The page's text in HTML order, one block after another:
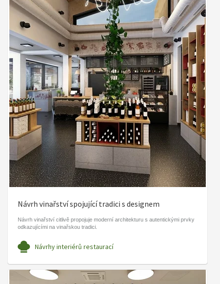
Návrh vinařství spojující tradici s designem
Návrh vinařství citlivě propojuje moderní architekturu s autentickými prvky
odkazujícími na vinařskou tradici.
Návrhy interiérů restaurací